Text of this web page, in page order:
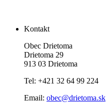
Kontakt
Obec Drietoma
Drietoma 29
913 03 Drietoma
Tel: +421 32 64 99 224
Email: obec@drietoma.sk